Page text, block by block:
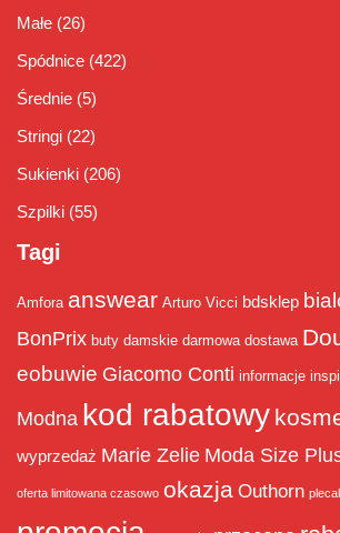
Małe (26)
Spódnice (422)
Średnie (5)
Stringi (22)
Sukienki (206)
Szpilki (55)
Tagi
Amfora answear Arturo Vicci bdsklep
BonPrix buty damskie darmowa dostawa
eobuwie Giacomo Conti informacje
Modna kod rabatowy
wyprzedaż Marie Zelie Moda Size
oferta limitowana czasowo okazja Outhorn